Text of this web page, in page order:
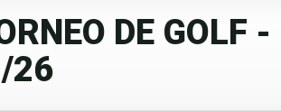
DE GOLF
26